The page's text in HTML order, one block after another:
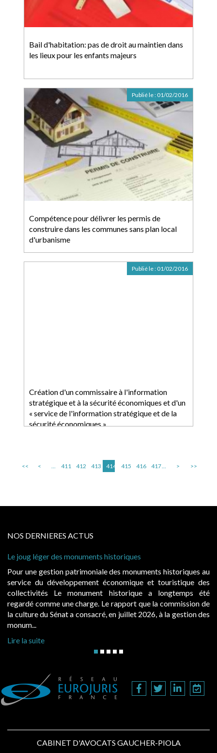
Bail d'habitation: pas de droit au maintien dans
les lieux pour les enfants majeurs
Compétence pour délivrer les permis de
construire dans les communes sans plan local
d'urbanisme
Publié le : 01/02/2016
Création d'un commissaire à l'information
stratégique et à la sécurité économiques et d'un
« service de l'information stratégique et de la
sécurité économiques »
Publié le : 01/02/2016
<< < ... 411 412 413 414 415 416 417... > >>
NOS DERNIERES ACTUS
Le joug léger des monuments historiques
Pour une gestion patrimoniale des monuments historiques au
service du développement économique et touristique des
collectivités Le monument historique a longtemps été
regardé comme une charge. Le rapport que la commission de
la culture du Sénat a consacré, en juillet 2026, à la gestion des
monum...
Lire la suite
CABINET D'AVOCATS GAUCHER-PIOLA